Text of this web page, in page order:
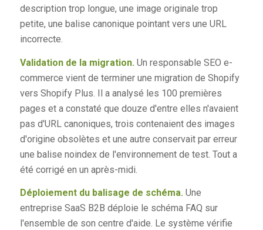
description trop longue, une image originale trop
petite, une balise canonique pointant vers une URL
incorrecte.
Validation de la migration. Un responsable SEO e-
commerce vient de terminer une migration de Shopify
vers Shopify Plus. Il a analysé les 100 premières
pages et a constaté que douze d'entre elles n'avaient
pas d'URL canoniques, trois contenaient des images
d'origine obsolètes et une autre conservait par erreur
une balise noindex de l'environnement de test. Tout a
été corrigé en un après-midi.
Déploiement du balisage de schéma.Une
entreprise SaaS B2B déploie le schéma FAQ sur
l'ensemble de son centre d'aide. Le système vérifie